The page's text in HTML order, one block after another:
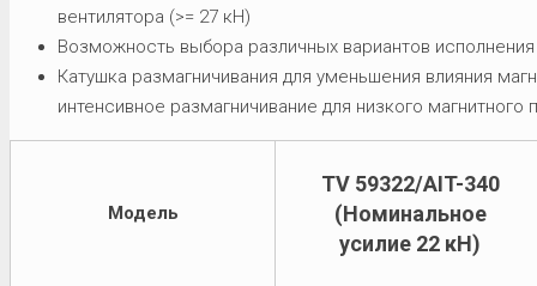
вентилятора (>= 27 кН)
Возможность выбора различных вариантов
Катушка размагничивания для уменьшения влияния
интенсивное размагничивание для низкого магнитного
Модель
TV 59322/AIT-340
(Номинальное
усилие 22 кН)